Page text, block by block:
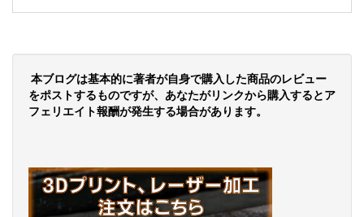
本ブログは基本的に著者が自身で購入した商品のレビュー
をポストするものですが、あなたがリンクから購入するとア
フェリエイト報酬が発生する場合があります。